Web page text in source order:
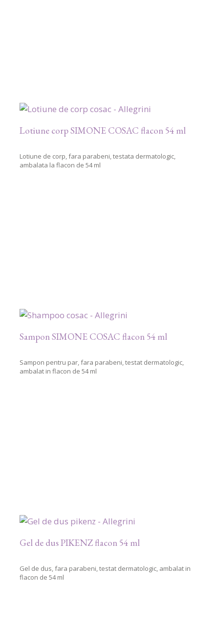
Lotiune corp SIMONE COSAC flacon 54 ml
Lotiune de corp, fara parabeni, testata dermatologic,
ambalata la flacon de 54 ml
Sampon SIMONE COSAC flacon 54 ml
Sampon pentru par, fara parabeni, testat dermatologic,
ambalat in flacon de 54 ml
Gel de dus PIKENZ flacon 54 ml
Gel de dus, fara parabeni, testat dermatologic, ambalat in
flacon de 54 ml